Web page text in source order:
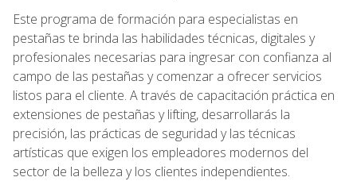
Este programa de formación para especialistas en
pestañas te brinda las habilidades técnicas, digitales y
profesionales necesarias para ingresar con confianza al
campo de las pestañas y comenzar a ofrecer servicios
listos para el cliente. A través de capacitación práctica en
extensiones de pestañas y lifting, desarrollarás la
precisión, las prácticas de seguridad y las técnicas
artísticas que exigen los empleadores modernos del
sector de la belleza y los clientes independientes.